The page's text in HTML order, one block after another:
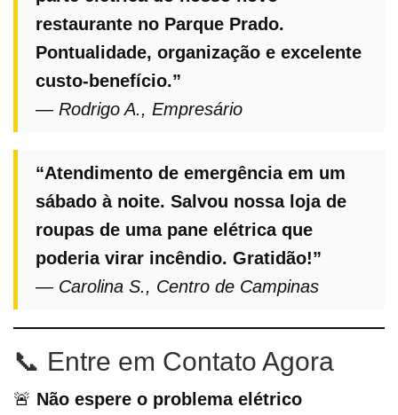
restaurante no Parque Prado.
Pontualidade, organização e excelente
custo-benefício.”
— Rodrigo A., Empresário
“Atendimento de emergência em um
sábado à noite. Salvou nossa loja de
roupas de uma pane elétrica que
poderia virar incêndio. Gratidão!”
— Carolina S., Centro de Campinas
📞 Entre em Contato Agora
🚨 Não espere o problema elétrico